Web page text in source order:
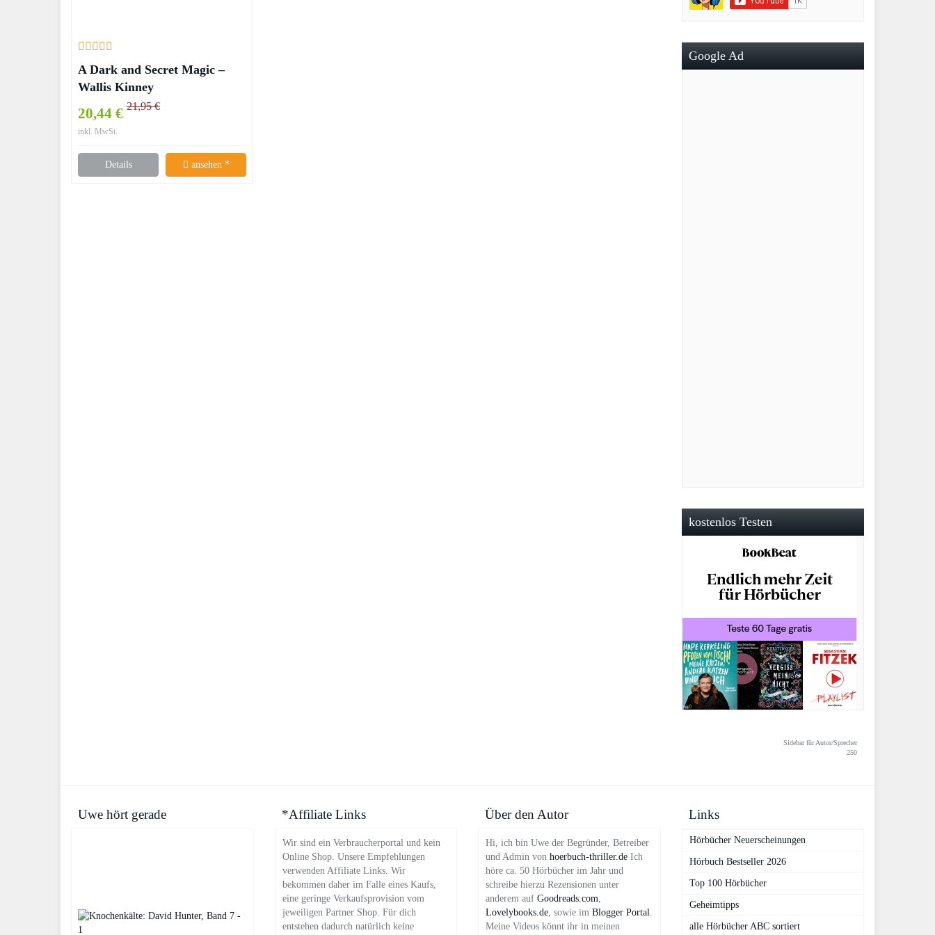
A Dark and Secret Magic –
Wallis Kinney
20,44 € 21,95 €
inkl. MwSt.
Details ansehen *
Google Ad
kostenlos Testen
Sidebar für Autor/Sprecher
250
Uwe hört gerade *Affiliate Links
Wir sind ein Verbraucherportal und kein
Online Shop. Unsere Empfehlungen
verwenden Affiliate Links. Wir
bekommen daher im Falle eines Kaufs,
eine geringe Verkaufsprovision vom
jeweiligen Partner Shop. Für dich
entstehen dadurch natürlich keine
Über den Autor
Hi, ich bin Uwe der Begründer, Betreiber
und Admin von hoerbuch-thriller.de Ich
höre ca. 50 Hörbücher im Jahr und
schreibe hierzu Rezensionen unter
anderem auf Goodreads.com,
Lovelybooks.de, sowie im Blogger Portal.
Meine Videos könnt ihr in meinen
Links
Hörbücher Neuerscheinungen
Hörbuch Bestseller 2026
Top 100 Hörbücher
Geheimtipps
alle Hörbücher ABC sortiert